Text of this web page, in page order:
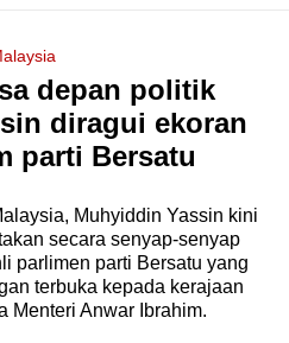
depan politik
diragui ekoran
parti Bersatu
Muhyiddin Yassin kini
secara senyap-senyap
parlimen parti Bersatu yang
terbuka kepada kerajaan
Menteri Anwar Ibrahim.